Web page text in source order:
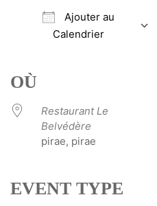
Ajouter au
Calendrier
OÙ
Restaurant Le
Belvédère
pirae, pirae
EVENT TYPE